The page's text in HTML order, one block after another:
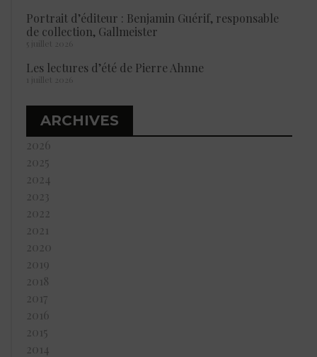
Portrait d’éditeur : Benjamin Guérif, responsable
de collection, Gallmeister
5 juillet 2026
Les lectures d’été de Pierre Ahnne
1 juillet 2026
ARCHIVES
2026
2025
2024
2023
2022
2021
2020
2019
2018
2017
2016
2015
2014